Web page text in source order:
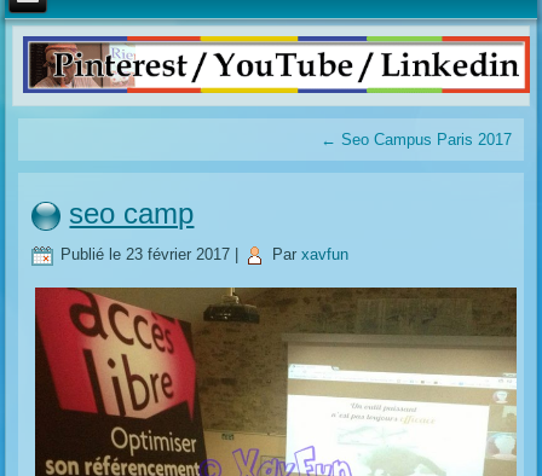
← Seo Campus Paris 2017
seo camp
Publié le 23 février 2017 Par xavfun